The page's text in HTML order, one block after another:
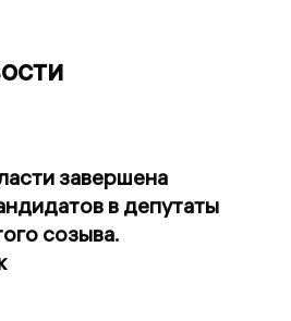
завершена
в депутаты
созыва.